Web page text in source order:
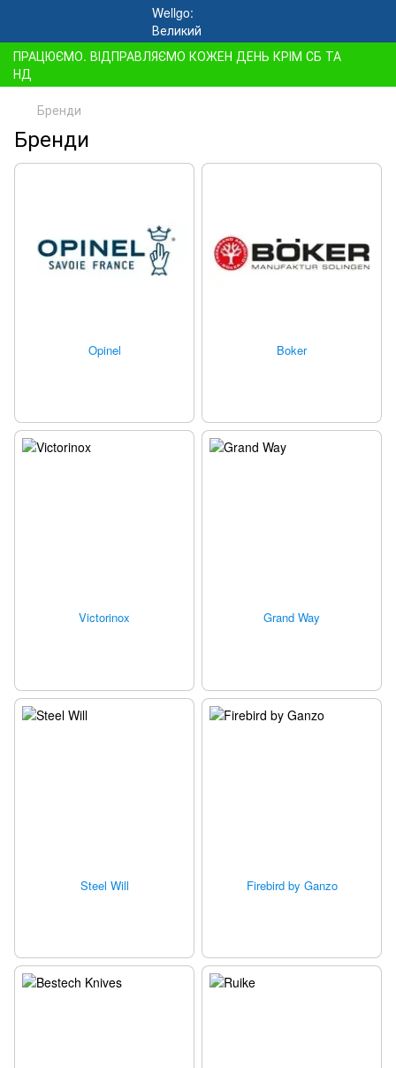
ПРАЦЮЄМО. ВІДПРАВЛЯЄМО КОЖЕН ДЕНЬ КРІМ СБ ТА
НД
Бренди
Бренди
Opinel Boker
Victorinox Grand Way
Steel Will Firebird by Ganzo